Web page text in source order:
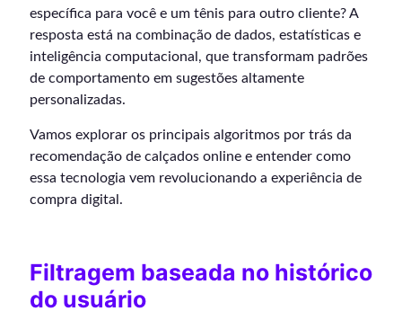
específica para você e um tênis para outro cliente? A
resposta está na combinação de dados, estatísticas e
inteligência computacional, que transformam padrões
de comportamento em sugestões altamente
personalizadas.
Vamos explorar os principais algoritmos por trás da
recomendação de calçados online e entender como
essa tecnologia vem revolucionando a experiência de
compra digital.
Filtragem baseada no histórico
do usuário